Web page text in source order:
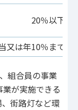
20％以下
又は年10％までの
組合員の事業
が実施できる
街路灯など環